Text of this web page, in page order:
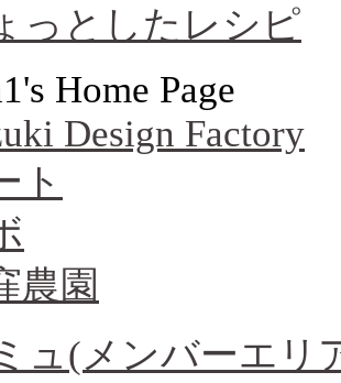
っとしたレシピ
Home Page
Design Factory
ト
農園
ュ(メンバーエリ